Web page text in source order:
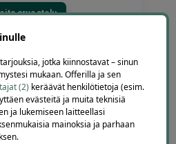
arvostelu
suositukset.
jotka kiinnostavat – sinun
mukaan. Offerilla ja sen
(2) keräävät henkilötietoja (esim.
evästeitä ja muita teknisiä
ja lukemiseen laitteellasi
mainoksia ja parhaan